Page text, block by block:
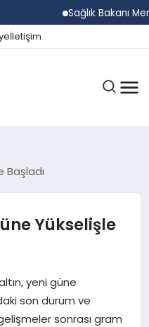
Sağlık Bakanı
İletişim
Başladı
Yükselişle
yeni güne
son durum ve
sonrası gram